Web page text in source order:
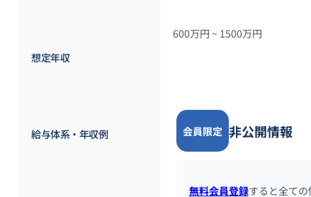
想定年収
600万円 ~ 1500万円
給与体系・年収例 会員限定 非公開情報
無料会員登録すると全て